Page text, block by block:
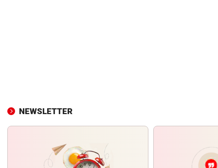
NEWSLETTER